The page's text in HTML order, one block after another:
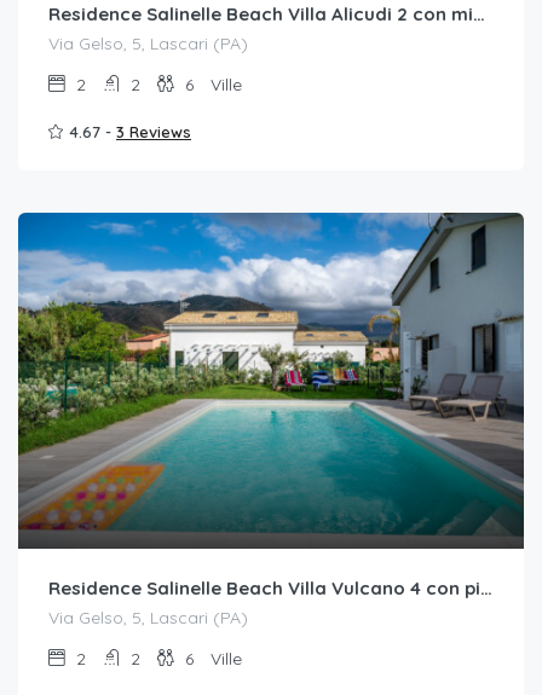
Residence Salinelle Beach Villa Alicudi 2 con mini piscina idromassaggio
Via Gelso, 5, Lascari (PA)
2
2 6 Ville
4.67 - 3 Reviews
Residence Salinelle Beach Villa Vulcano 4 con piscina condivisa
Via Gelso, 5, Lascari (PA)
2
2 6 Ville